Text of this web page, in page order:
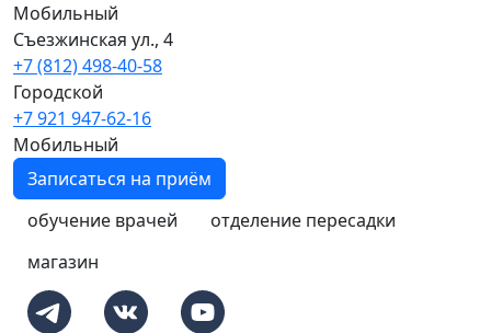
Мобильный
Съезжинская ул., 4
+7 (812) 498-40-58
Городской
+7 921 947-62-16
Мобильный
Записаться на приём
обучение врачей
отделение пересадки
магазин